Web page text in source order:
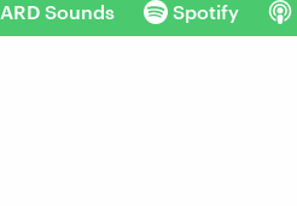
ARD Sounds Spotify